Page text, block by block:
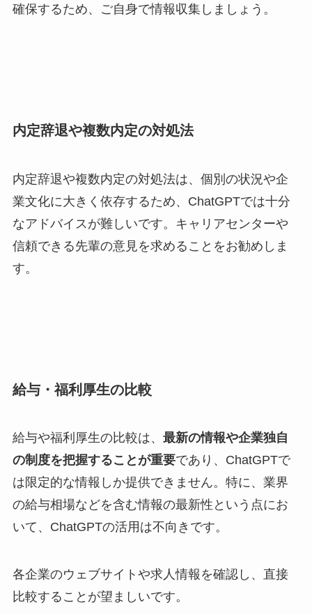
確保するため、ご自身で情報収集しましょう。
内定辞退や複数内定の対処法
内定辞退や複数内定の対処法は、個別の状況や企
業文化に大きく依存するため、ChatGPTでは十分
なアドバイスが難しいです。キャリアセンターや
信頼できる先輩の意見を求めることをお勧めしま
す。
給与・福利厚生の比較
給与や福利厚生の比較は、 最新の情報や企業独自
の制度を把握することが重要であり、ChatGPTで
は限定的な情報しか提供できません。特に、業界
の給与相場などを含む情報の最新性という点にお
いて、ChatGPTの活用は不向きです。
各企業のウェブサイトや求人情報を確認し、直接
比較することが望ましいです。